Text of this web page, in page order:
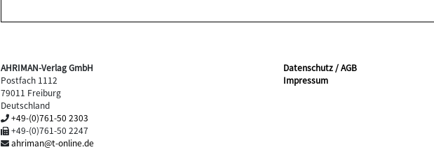
AHRIMAN-Verlag GmbH
Postfach 1112
79011 Freiburg
Deutschland
+49-(0)761-50 2303
+49-(0)761-50 2247
ahriman@t-online.de
Datenschutz / AGB
Impressum